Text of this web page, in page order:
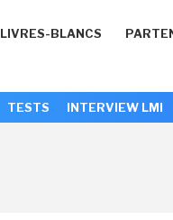
LIVRES-BLANCS
TESTS INTERVIEW LMI